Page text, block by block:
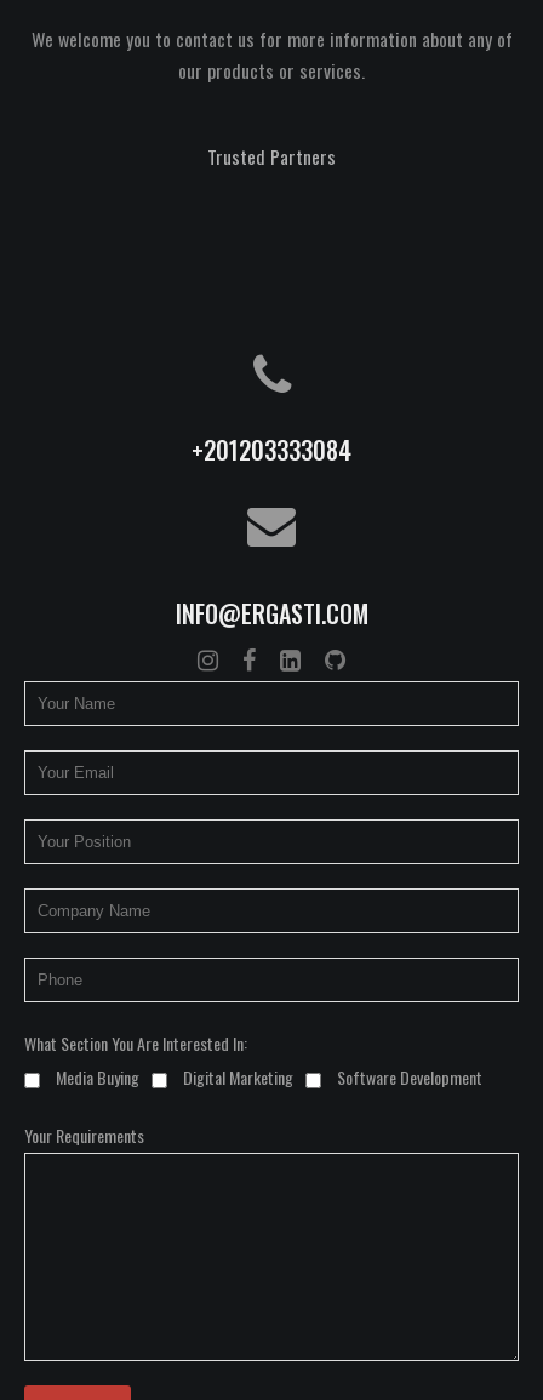
We welcome you to contact us for more information about any of
our products or services.
Trusted Partners
+201203333084
INFO@ERGASTI.COM
What Section You Are Interested In:
Media Buying
Digital Marketing Software Development
Your Requirements